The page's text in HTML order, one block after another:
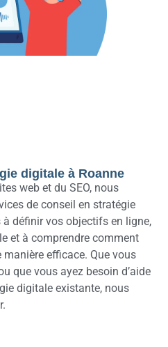
digitale à Roanne
web et du SEO, nous
de conseil en stratégie
définir vos objectifs en ligne,
et à comprendre comment
efficace. Que vous
que vous ayez besoin d’aide
digitale existante, nous